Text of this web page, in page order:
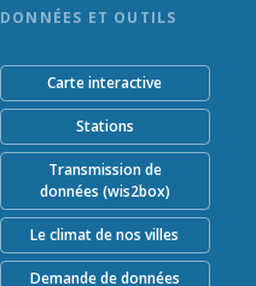
DONNÉES ET OUTILS
Carte interactive
Stations
Transmission de
données (wis2box)
Le climat de nos villes
Demande de données